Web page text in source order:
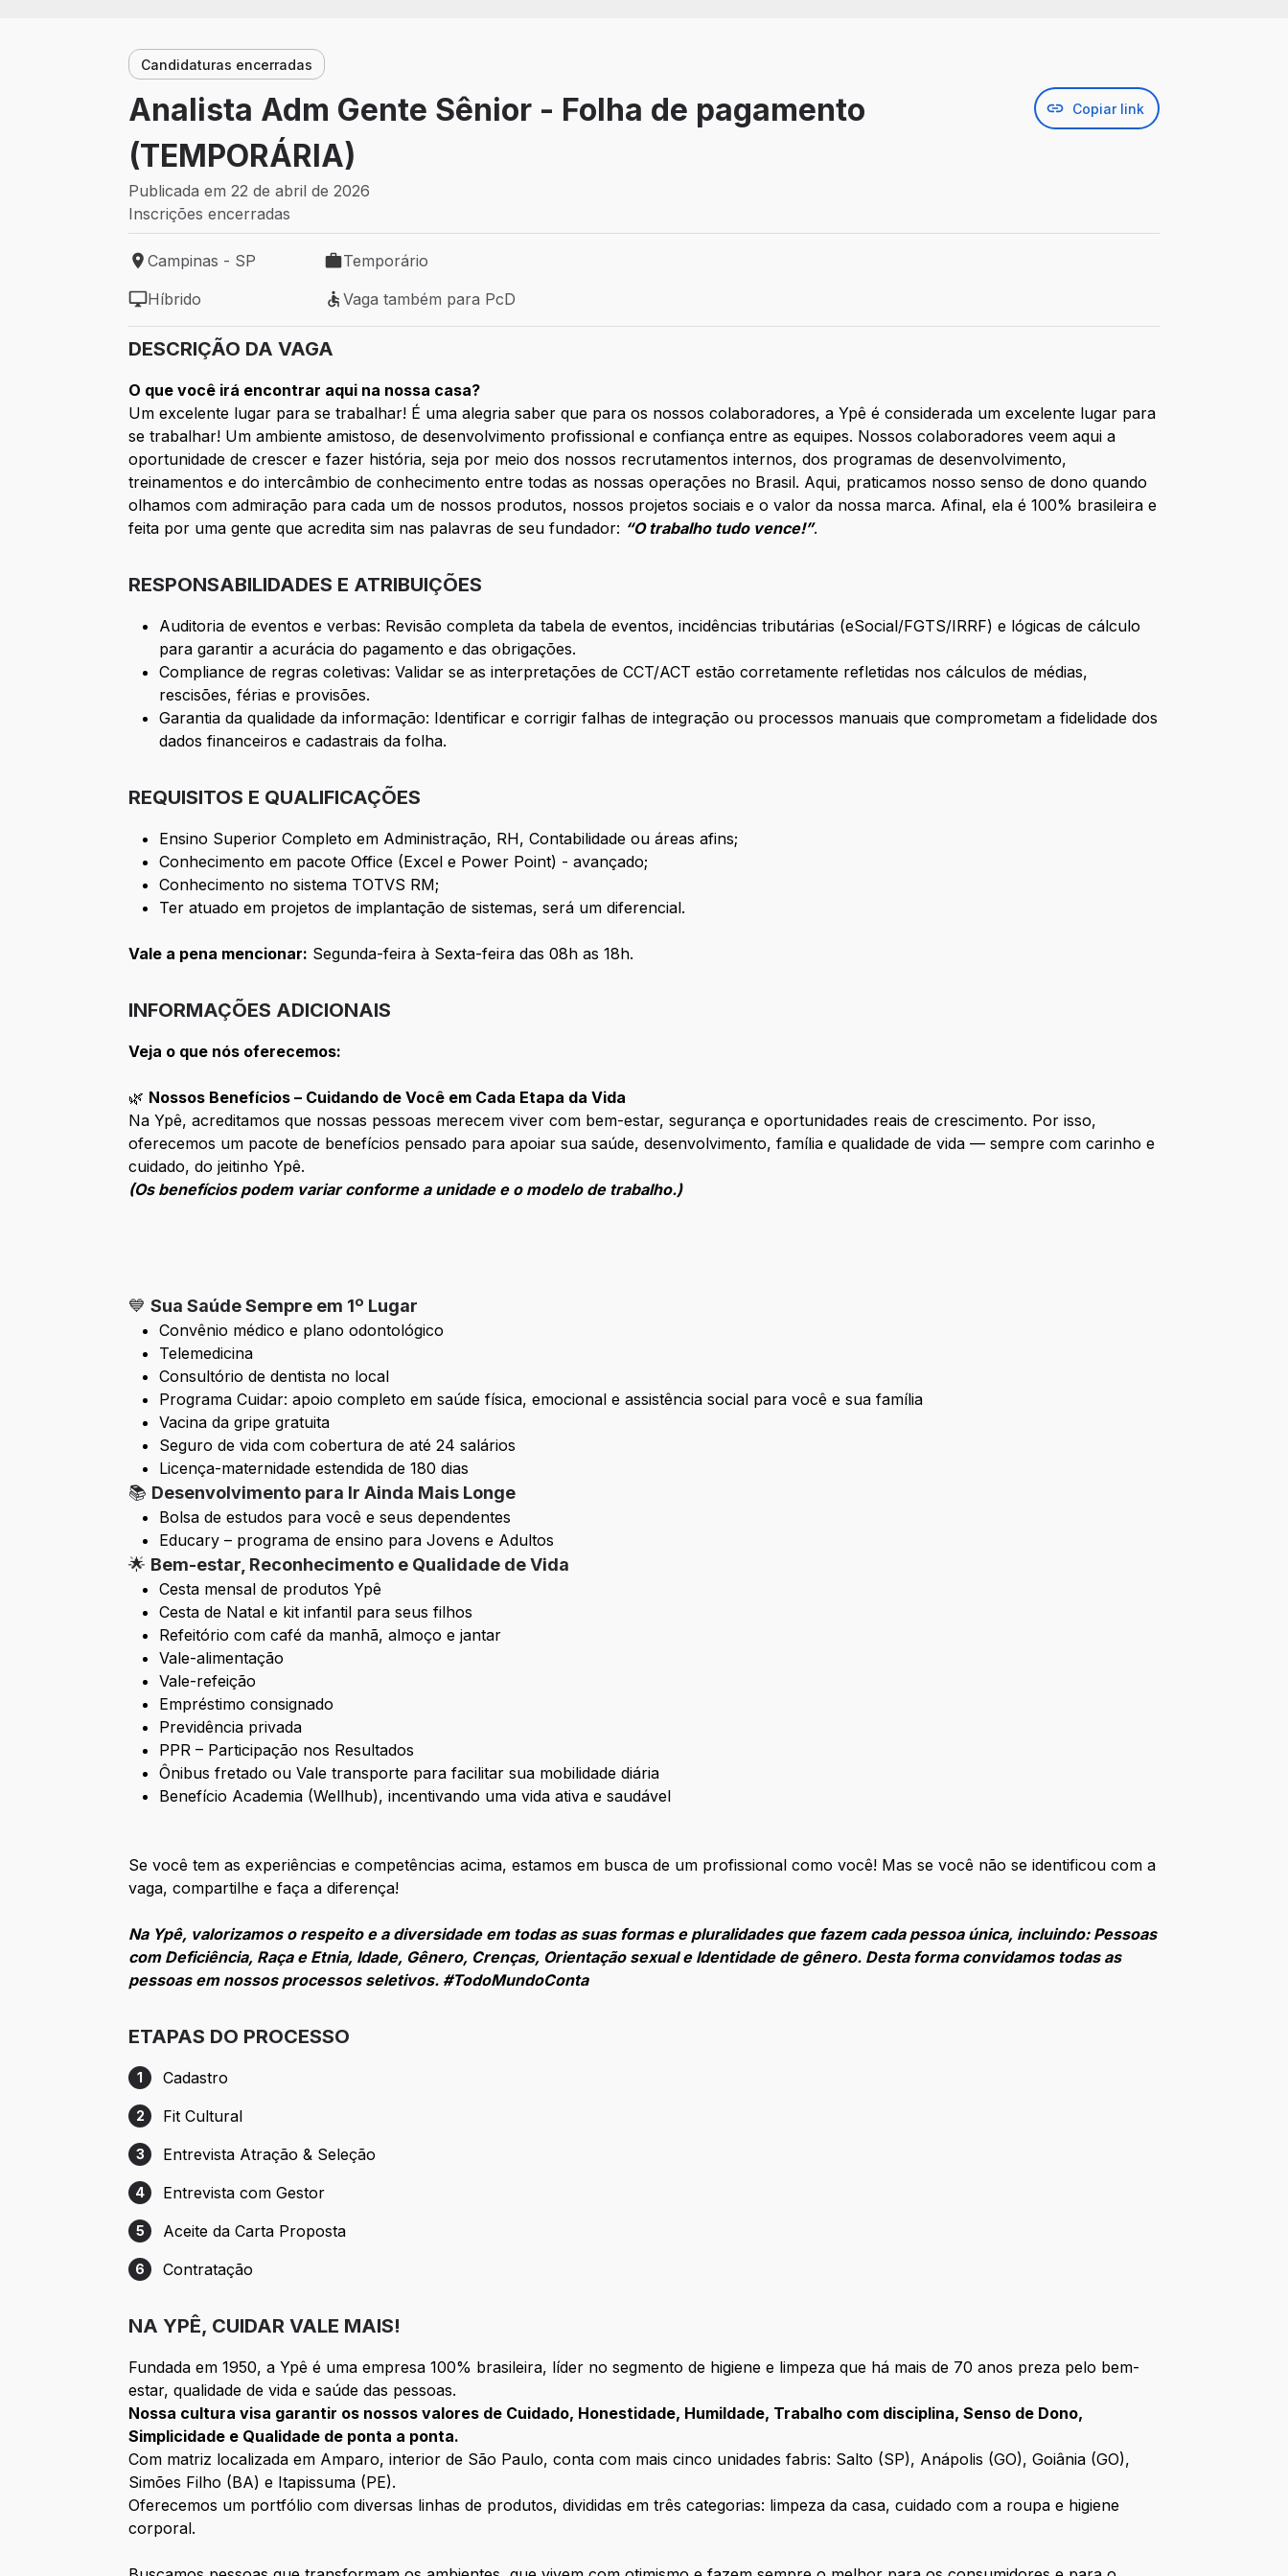
Candidaturas encerradas
Analista Adm Gente Sênior - Folha de pagamento
(TEMPORÁRIA)
Copiar link
Publicada em 22 de abril de 2026
Inscrições encerradas
Local de trabalho: Campinas - SP
Campinas - SP
Tipo de vaga: Temporário
Temporário
Modelo de trabalho: Híbrido
Híbrido
Vaga também para PcD
Vaga também para PcD
DESCRIÇÃO DA VAGA
O que você irá encontrar aqui na nossa casa?
Um excelente lugar para se trabalhar! É uma alegria saber que para os nossos colaboradores, a Ypê é considerada um excelente lugar para
se trabalhar! Um ambiente amistoso, de desenvolvimento profissional e confiança entre as equipes. Nossos colaboradores veem aqui a
oportunidade de crescer e fazer história, seja por meio dos nossos recrutamentos internos, dos programas de desenvolvimento,
treinamentos e do intercâmbio de conhecimento entre todas as nossas operações no Brasil. Aqui, praticamos nosso senso de dono quando
olhamos com admiração para cada um de nossos produtos, nossos projetos sociais e o valor da nossa marca. Afinal, ela é 100% brasileira e
feita por uma gente que acredita sim nas palavras de seu fundador: “O trabalho tudo vence!”.
RESPONSABILIDADES E ATRIBUIÇÕES
Auditoria de eventos e verbas: Revisão completa da tabela de eventos, incidências tributárias (eSocial/FGTS/IRRF) e lógicas de cálculo
para garantir a acurácia do pagamento e das obrigações.
Compliance de regras coletivas: Validar se as interpretações de CCT/ACT estão corretamente refletidas nos cálculos de médias,
rescisões, férias e provisões.
Garantia da qualidade da informação: Identificar e corrigir falhas de integração ou processos manuais que comprometam a fidelidade dos
dados financeiros e cadastrais da folha.
REQUISITOS E QUALIFICAÇÕES
Ensino Superior Completo em Administração, RH, Contabilidade ou áreas afins;
Conhecimento em pacote Office (Excel e Power Point) - avançado;
Conhecimento no sistema TOTVS RM;
Ter atuado em projetos de implantação de sistemas, será um diferencial.
Vale a pena mencionar: Segunda-feira à Sexta-feira das 08h as 18h.
INFORMAÇÕES ADICIONAIS
Veja o que nós oferecemos:
🌿 Nossos Benefícios – Cuidando de Você em Cada Etapa da Vida
Na Ypê, acreditamos que nossas pessoas merecem viver com bem-estar, segurança e oportunidades reais de crescimento. Por isso,
oferecemos um pacote de benefícios pensado para apoiar sua saúde, desenvolvimento, família e qualidade de vida — sempre com carinho e
cuidado, do jeitinho Ypê.
(Os benefícios podem variar conforme a unidade e o modelo de trabalho.)
💙Sua Saúde Sempre em 1º Lugar
Convênio médico e plano odontológico
Telemedicina
Consultório de dentista no local
Programa Cuidar: apoio completo em saúde física, emocional e assistência social para você e sua família
Vacina da gripe gratuita
Seguro de vida com cobertura de até 24 salários
Licença-maternidade estendida de 180 dias
📚 Desenvolvimento para Ir Ainda Mais Longe
Bolsa de estudos para você e seus dependentes
Educary – programa de ensino para Jovens e Adultos
🌟 Bem-estar, Reconhecimento e Qualidade de Vida
Cesta mensal de produtos Ypê
Cesta de Natal e kit infantil para seus filhos
Refeitório com café da manhã, almoço e jantar
Vale-alimentação
Vale-refeição
Empréstimo consignado
Previdência privada
PPR – Participação nos Resultados
Ônibus fretado ou Vale transporte para facilitar sua mobilidade diária
Benefício Academia (Wellhub), incentivando uma vida ativa e saudável
Se você tem as experiências e competências acima, estamos em busca de um profissional como você! Mas se você não se identificou com a
vaga, compartilhe e faça a diferença!
Na Ypê, valorizamos o respeito e a diversidade em todas as suas formas e pluralidades que fazem cada pessoa única, incluindo: Pessoas
com Deficiência, Raça e Etnia, Idade, Gênero, Crenças, Orientação sexual e Identidade de gênero. Desta forma convidamos todas as
pessoas em nossos processos seletivos. #TodoMundoConta
ETAPAS DO PROCESSO
Etapa 1: Cadastro
1 Cadastro
Etapa 2: Fit Cultural
2 Fit Cultural
Etapa 3: Entrevista Atração & Seleção
3 Entrevista Atração & Seleção
Etapa 4: Entrevista com Gestor
4 Entrevista com Gestor
Etapa 5: Aceite da Carta Proposta
5 Aceite da Carta Proposta
Etapa 6: Contratação
6 Contratação
NA YPÊ, CUIDAR VALE MAIS!
Fundada em 1950, a Ypê é uma empresa 100% brasileira, líder no segmento de higiene e limpeza que há mais de 70 anos preza pelo bem-
estar, qualidade de vida e saúde das pessoas.
Nossa cultura visa garantir os nossos valores de Cuidado, Honestidade, Humildade, Trabalho com disciplina, Senso de Dono,
Simplicidade e Qualidade de ponta a ponta.
Com matriz localizada em Amparo, interior de São Paulo, conta com mais cinco unidades fabris: Salto (SP), Anápolis (GO), Goiânia (GO),
Simões Filho (BA) e Itapissuma (PE).
Oferecemos um portfólio com diversas linhas de produtos, divididas em três categorias: limpeza da casa, cuidado com a roupa e higiene
corporal.